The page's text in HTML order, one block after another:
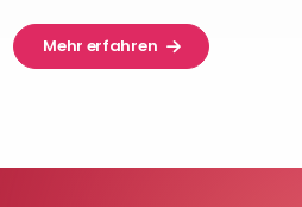
Mehr erfahren